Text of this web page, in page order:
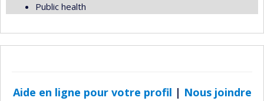
Public health
Aide en ligne pour votre profil | Nous joindre